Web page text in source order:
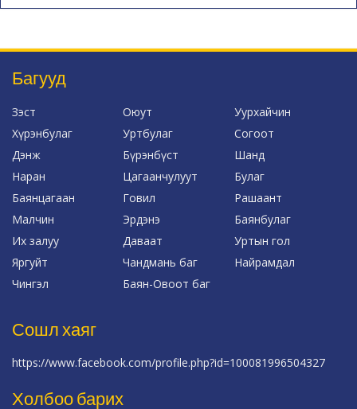
Багууд
Зэст Оюут
Уурхайчин
Хүрэнбулаг
Уртбулаг
Согоот
Дэнж
Бүрэнбүст
Шанд
Наран
Цагаанчулуут
Булаг
Баянцагаан
Говил
Рашаант
Малчин
Эрдэнэ
Баянбулаг
Их залуу
Даваат
Уртын гол
Яргуйт
Чандмань баг
Найрамдал
Чингэл
Баян-Овоот баг
Сошл хаяг
https://www.facebook.com/profile.php?id=100081996504327
Холбоо барих